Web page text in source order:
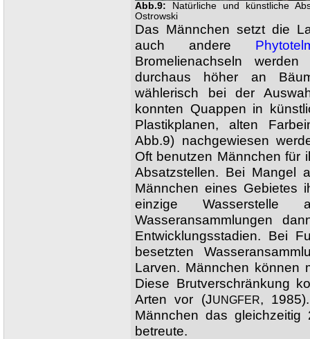
Abb.9: Natürliche und künstliche
Ostrowski
Das Männchen setzt die
auch andere
Bromelienachseln
durchaus höher an
wählerisch bei der
konnten Quappen in
Plastikplanen, alten
Abb.9) nachgewiesen
Oft benutzen Männchen für
Absatzstellen. Bei Mangel
Männchen eines Gebietes
einzige
Wasseransammlungen
Entwicklungsstadien. Bei
besetzten
Larven. Männchen können
Diese Brutverschränkung
Arten vor (JUNGFER,
Männchen das
betreute.